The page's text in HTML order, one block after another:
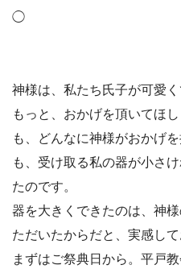
◯
神様は、私たち氏子が可愛
もっと、おかげを頂いてほ
も、どんなに神様がおかげ
も、受け取る私の器が小さ
たのです。
器を大きくできたのは、神
ただいたからだと、実感して
まずはご祭典日から。平戸